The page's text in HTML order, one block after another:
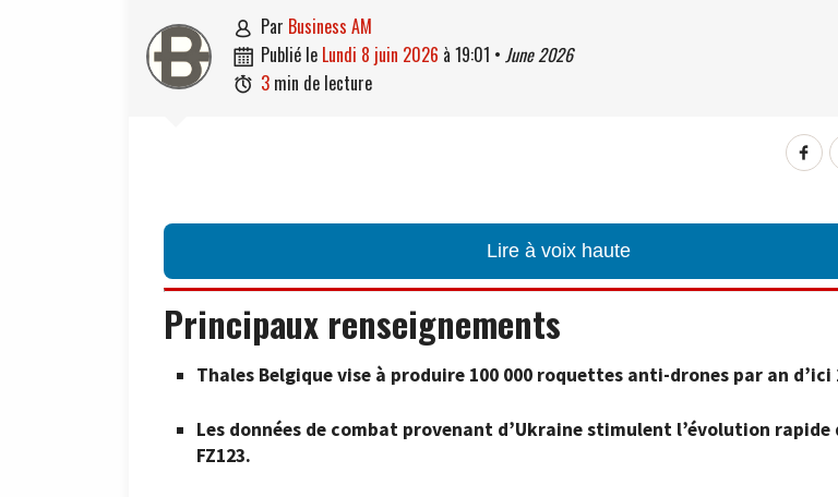
 par Business AM
 publié le lundi 8 juin 2026 à 19:01 • June 2026
 3 min de lecture
Lire à voix haute
Principaux renseignements
Thales Belgique vise à produire 100 000 roquettes anti-drones par an d’ici
Les données de combat provenant d’Ukraine stimulent l’évolution rapide
FZ123.